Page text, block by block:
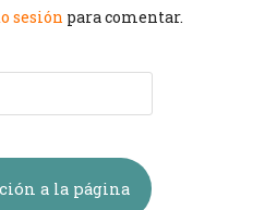
sesión para comentar.
a la página